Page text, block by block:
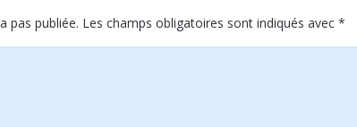
pas publiée. Les champs obligatoires sont indiqués avec *